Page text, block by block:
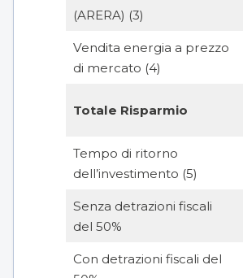
(ARERA) (3)
Vendita energia a prezzo
di mercato (4)
Totale Risparmio
Tempo di ritorno
dell’investimento (5)
Senza detrazioni fiscali
del 50%
Con detrazioni fiscali del